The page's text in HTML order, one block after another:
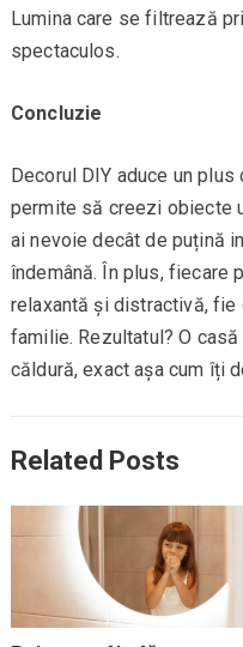
Lumina care se filtrează
spectaculos.
Concluzie
Decorul DIY aduce un
permite să creezi obiecte
ai nevoie decât de puțină
îndemână. În plus, fiecare
relaxantă și distractivă,
familie. Rezultatul? O
căldură, exact așa cum îți
Related Posts